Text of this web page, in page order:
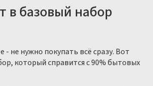
в базовый набор
- не нужно покупать всё сразу. Вот
который справится с 90% бытовых